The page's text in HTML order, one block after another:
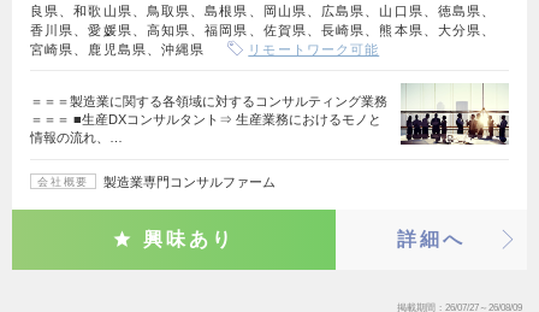
良県、和歌山県、鳥取県、島根県、岡山県、広島県、山口県、徳島県、
香川県、愛媛県、高知県、福岡県、佐賀県、長崎県、熊本県、大分県、
宮崎県、鹿児島県、沖縄県
リモートワーク可能
＝＝＝製造業に関する各領域に対するコンサルティング業務
＝＝＝ ■生産DXコンサルタント⇒ 生産業務におけるモノと
情報の流れ、…
会社概要 製造業専門コンサルファーム
興味あり 詳細へ
掲載期間 26/07/27～26/08/09